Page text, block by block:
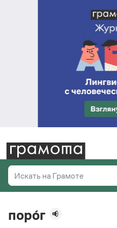
Искать на Грамоте
Справочная служба
поро́г